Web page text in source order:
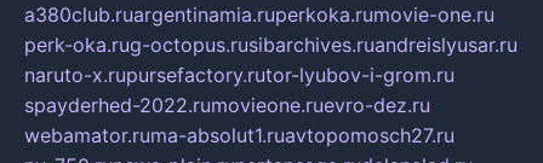
a380club.ruargentinamia.ruperkoka.rumovie-one.ru
perk-oka.rug-octopus.rusibarchives.ruandreislyusar.ru
naruto-x.rupursefactory.rutor-lyubov-i-grom.ru
spayderhed-2022.rumovieone.ruevro-dez.ru
webamator.ruma-absolut1.ruavtopomosch27.ru